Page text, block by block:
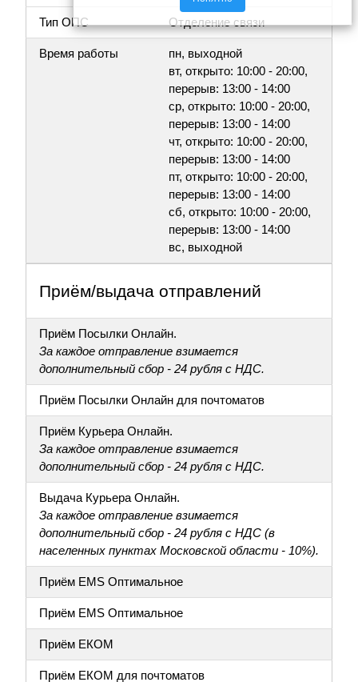
Тип ОПС Отделение связи
Время работы
пн, выходной
вт, открыто: 10:00 - 20:00,
перерыв: 13:00 - 14:00
ср, открыто: 10:00 - 20:00,
перерыв: 13:00 - 14:00
чт, открыто: 10:00 - 20:00,
перерыв: 13:00 - 14:00
пт, открыто: 10:00 - 20:00,
перерыв: 13:00 - 14:00
сб, открыто: 10:00 - 20:00,
перерыв: 13:00 - 14:00
вс, выходной
Приём/выдача отправлений
Приём Посылки Онлайн.
За каждое отправление взимается
дополнительный сбор - 24 рубля с НДС.
Приём Посылки Онлайн для почтоматов
Приём Курьера Онлайн.
За каждое отправление взимается
дополнительный сбор - 24 рубля с НДС.
Выдача Курьера Онлайн.
За каждое отправление взимается
дополнительный сбор - 24 рубля с НДС (в
населенных пунктах Московской области - 10%).
Приём EMS Оптимальное
Приём EMS Оптимальное
Приём ЕКОМ
Приём ЕКОМ для почтоматов